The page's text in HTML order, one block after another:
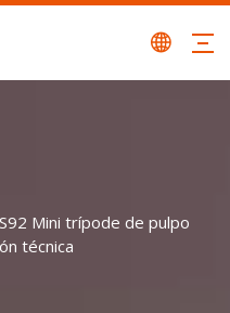
Mini trípode de pulpo
técnica